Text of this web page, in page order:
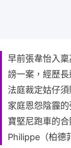
早前張韋怡入
謗一案，經歷
法庭裁定姑仔
家庭恩怨陰霾
寶堅尼跑車的
Philippe（柏德